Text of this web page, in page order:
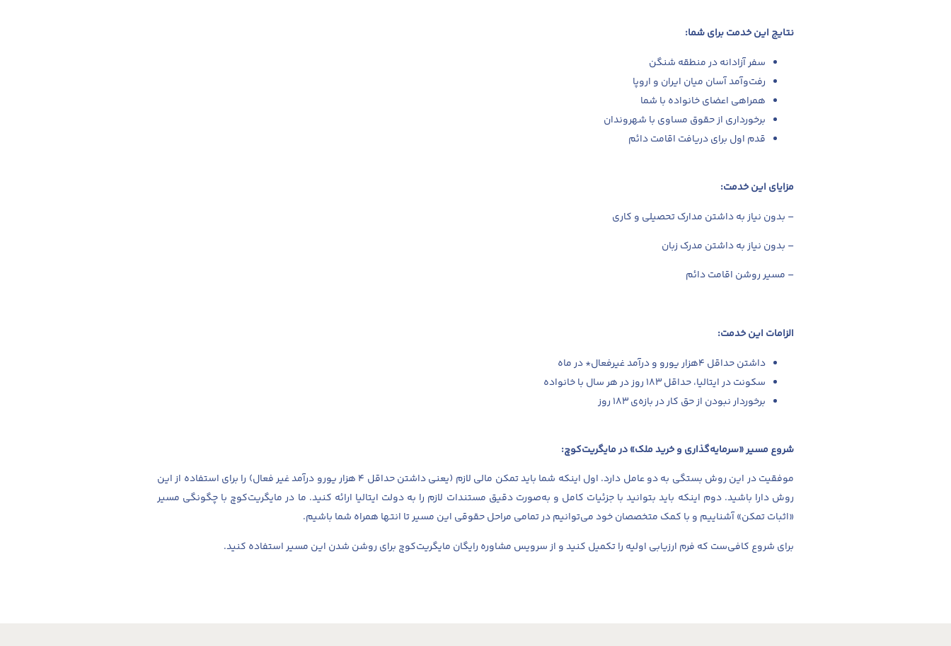
نتایج این خدمت برای شما:
سفر آزادانه در منطقه شنگن
رفت‌وآمد آسان میان ایران و اروپا
همراهی اعضای خانواده با شما
برخورداری از حقوق مساوی با شهروندان
قدم اول برای دریافت اقامت دائم
مزایای این خدمت:
– بدون نیاز به داشتن مدارک تحصیلی و کاری
– بدون نیاز به داشتن مدرک زبان
– مسیر روشن اقامت دائم
الزامات این خدمت:
داشتن حداقل ۴هزار یورو و درآمد غیرفعال* در ماه
سکونت در ایتالیا، حداقل ۱۸۳ روز در هر سال با خانواده
برخوردار نبودن از حق کار در بازه‌ی ۱۸۳ روز
شروع مسیر «سرمایه‌گذاری و خرید ملک» در مایگریت‌کوچ:
موفقیت در این روش بستگی به دو عامل دارد. اول اینکه شما باید تمکن مالی لازم (یعنی داشتن حداقل ۴ هزار یورو درآمد غیر فعال) را برای استفاده از این
روش دارا باشید. دوم اینکه باید بتوانید با جزئیات کامل و به‌صورت دقیق مستندات لازم را به دولت ایتالیا ارائه کنید. ما در مایگریت‌کوچ با چگونگی مسیر
«اثبات تمکن» آشناییم و با کمک متخصصان خود می‌توانیم در تمامی مراحل حقوقی این مسیر تا انتها همراه شما باشیم.
برای شروع کافی‌ست که فرم ارزیابی اولیه را تکمیل کنید و از سرویس مشاوره رایگان مایگریت‌کوچ برای روشن شدن این مسیر استفاده کنید.